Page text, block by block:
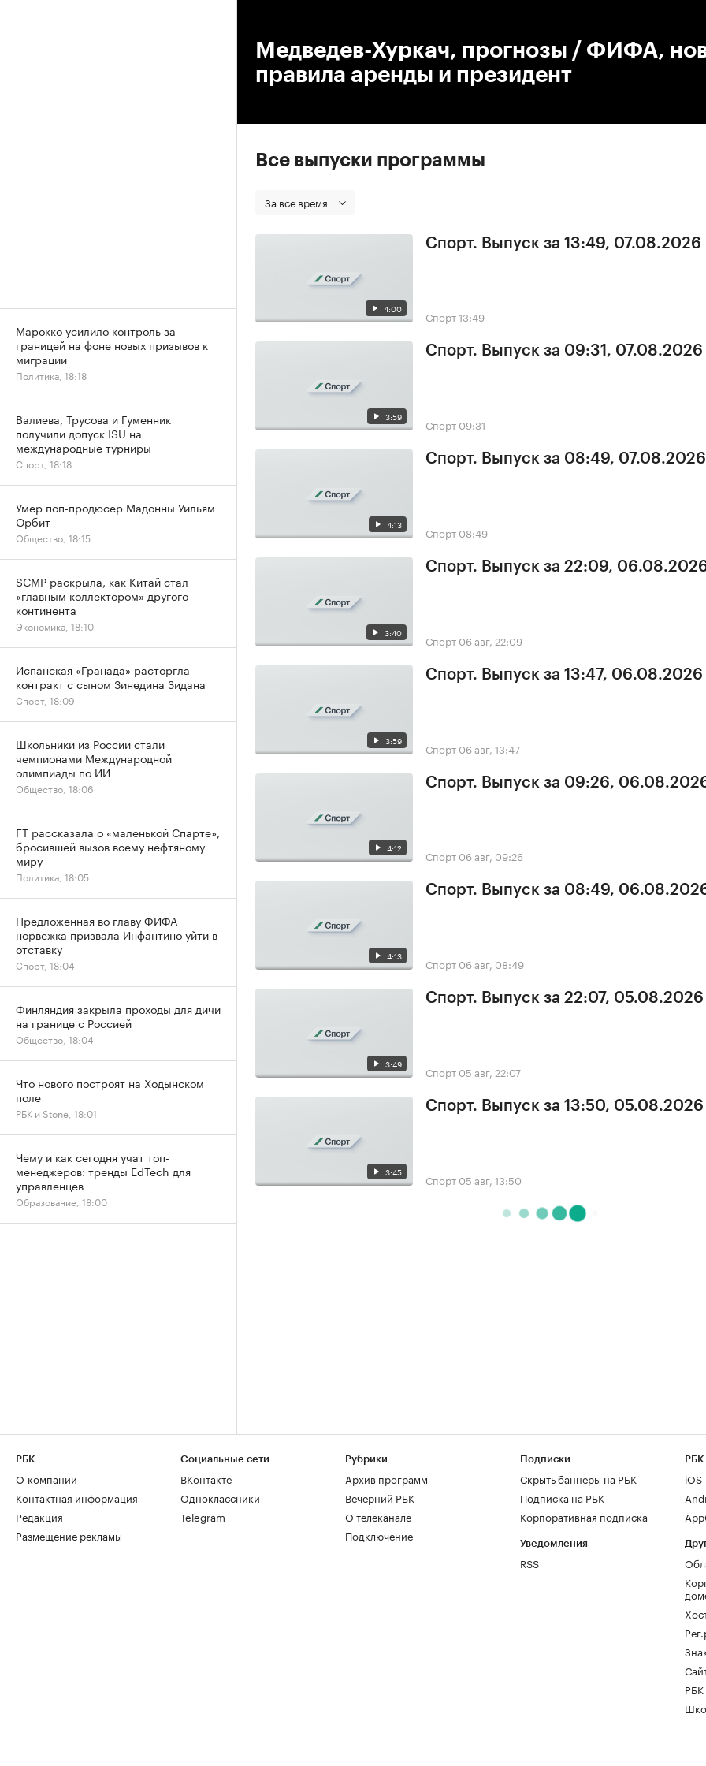
Медведев-Хуркач, прогнозы / ФИФА,
правила аренды и президент
Все выпуски программы
За все время
4:00
Спорт. Выпуск за 13:49, 07.08.2026
Спорт13:49
3:59
Спорт. Выпуск за 09:31, 07.08.2026
Спорт 09:31
4:13
Спорт. Выпуск за 08:49, 07.08.2026
Спорт 08:49
3:40
Спорт. Выпуск за 22:09,
Спорт 06 авг, 22:09
3:59
Спорт. Выпуск за 13:47, 06.08.2026
Спорт 06 авг, 13:47
4:12
Спорт. Выпуск за 09:26,
Спорт 06 авг, 09:26
4:13
Спорт. Выпуск за 08:49,
Спорт 06 авг, 08:49
3:49
Спорт. Выпуск за 22:07, 05.08.2026
Спорт 05 авг, 22:07
3:45
Спорт. Выпуск за 13:50, 05.08.2026
Спорт 05 авг, 13:50
Марокко усилило контроль за
границей на фоне новых призывов к
миграции
Политика, 18:18
Валиева, Трусова и Гуменник
получили допуск ISU на
международные турниры
Спорт, 18:18
Умер поп-продюсер Мадонны Уильям
Орбит
Общество, 18:15
SCMP раскрыла, как Китай стал
«главным коллектором» другого
континента
Экономика, 18:10
Испанская «Гранада» расторгла
контракт с сыном Зинедина Зидана
Спорт, 18:09
Школьники из России стали
чемпионами Международной
олимпиады по ИИ
Общество, 18:06
FT рассказала о «маленькой Спарте»,
бросившей вызов всему нефтяному
миру
Политика, 18:05
Предложенная во главу ФИФА
норвежка призвала Инфантино уйти в
отставку
Спорт, 18:04
Финляндия закрыла проходы для дичи
на границе с Россией
Общество, 18:04
Что нового построят на Ходынском
поле
РБК и Stone, 18:01
Чему и как сегодня учат топ-
менеджеров: тренды EdTech для
управленцев
Образование, 18:00
РБК
О компании
Контактная информация
Редакция
Размещение рекламы
Социальные сети
ВКонтакте
Одноклассники
Telegram
Рубрики
Архив программ
Вечерний РБК
О телеканале
Подключение
Подписки
Скрыть баннеры на РБК
Подписка на РБК
Корпоративная подписка
Уведомления
RSS
РБК
iOS